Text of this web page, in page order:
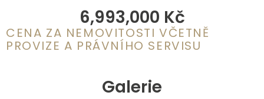
CENA ZA NEMOVITOSTI VČETNĚ
PROVIZE A PRÁVNÍHO SERVISU
6,993,000 Kč
Galerie